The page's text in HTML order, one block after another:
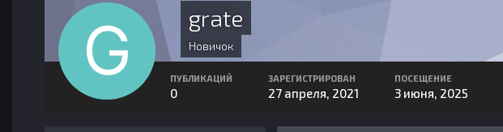
grate
Новичок
ПУБЛИКАЦИЙ
0
ЗАРЕГИСТРИРОВАН
27 апреля, 2021
ПОСЕЩЕНИЕ
3 июня, 2025